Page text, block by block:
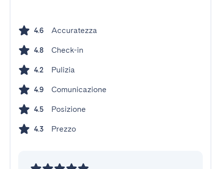
4.6 Accuratezza
4.8 Check-in
4.2 Pulizia
4.9 Comunicazione
4.5 Posizione
4.3 Prezzo